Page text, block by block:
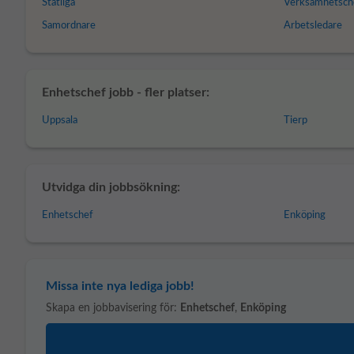
Statliga
Samordnare Arbetsledare
Enhetschef jobb - fler platser:
Uppsala Tierp
Utvidga din jobbsökning:
Enhetschef Enköping
Missa inte nya lediga jobb!
Skapa en jobbavisering för: Enhetschef, Enköping